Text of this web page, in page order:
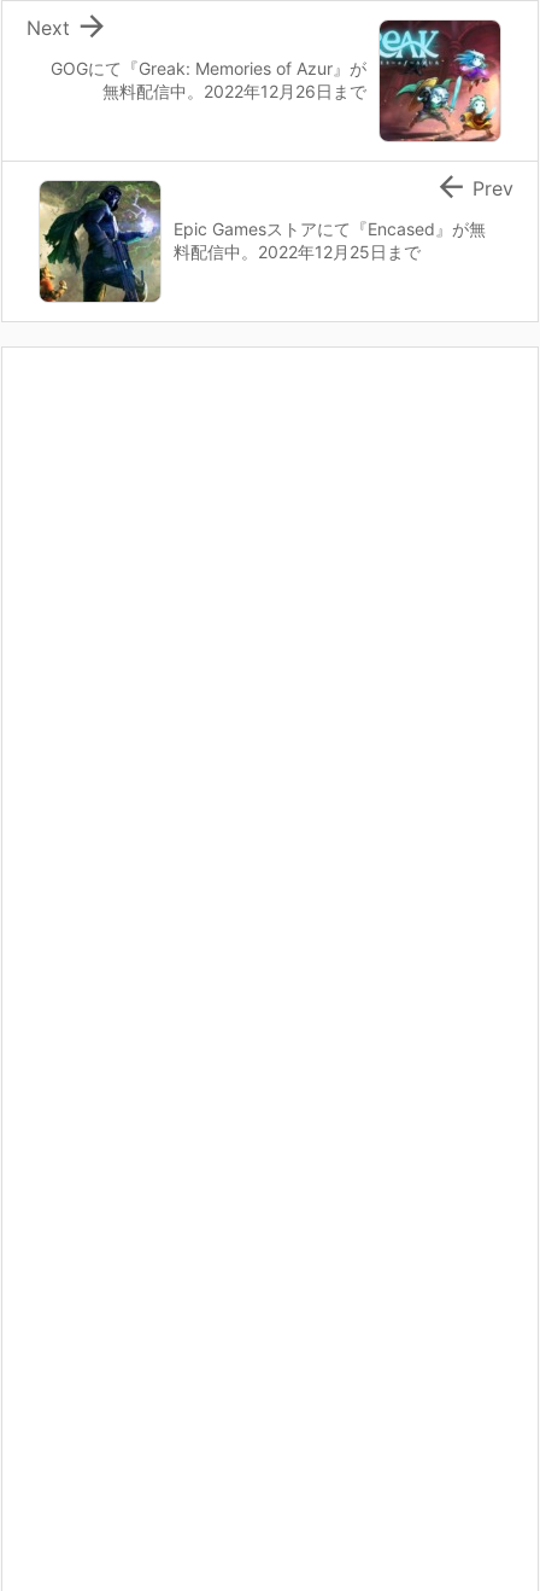
GOGにて『Greak: Memories of Azur』が
無料配信中。2022年12月26日まで

Next
Epic Gamesストアにて『Encased』が無
料配信中。2022年12月25日まで
 Prev